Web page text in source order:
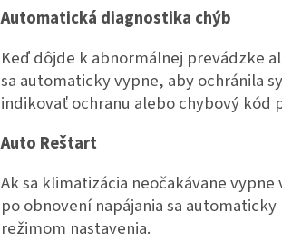
Automatická diagnostika chýb
Keď dôjde k abnormálnej prevádzke
sa automaticky vypne, aby ochránila
indikovať ochranu alebo chybový kód
Auto Reštart
Ak sa klimatizácia neočakávane
po obnovení napájania sa
režimom nastavenia.